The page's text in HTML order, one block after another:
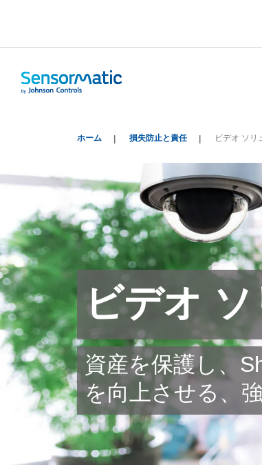
ホーム 損失防止と責任 ビデオ ソリ
ビデオ
資産を保護し、
を向上させる、